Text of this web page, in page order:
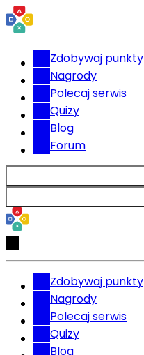
Zdobywaj punkty
Nagrody
Polecaj serwis
Quizy
Blog
Forum
Zdobywaj punkty
Nagrody
Polecaj serwis
Quizy
Blog